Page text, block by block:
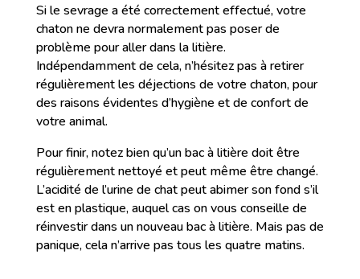
Si le sevrage a été correctement effectué, votre
chaton ne devra normalement pas poser de
problème pour aller dans la litière.
Indépendamment de cela, n’hésitez pas à retirer
régulièrement les déjections de votre chaton, pour
des raisons évidentes d’hygiène et de confort de
votre animal.
Pour finir, notez bien qu’un bac à litière doit être
régulièrement nettoyé et peut même être changé.
L’acidité de l’urine de chat peut abimer son fond s’il
est en plastique, auquel cas on vous conseille de
réinvestir dans un nouveau bac à litière. Mais pas de
panique, cela n’arrive pas tous les quatre matins.